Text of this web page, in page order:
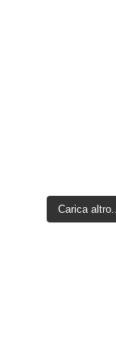
Carica altro...